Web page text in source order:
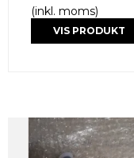
(inkl. moms)
VIS PRODUKT